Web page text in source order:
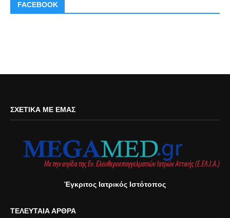
FACEBOOK
ΣΧΕΤΙΚΆ ΜΕ ΕΜΆΣ
Έγκριτος Ιατρικός Ιστότοπος
ΤΕΛΕΥΤΑΊΑ ΆΡΘΡΑ